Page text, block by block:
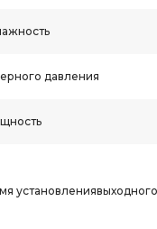
давления